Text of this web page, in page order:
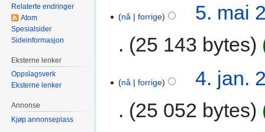
nå forrige
5. mai
25 143 bytes
nå forrige
4. jan.
25 052 bytes
Relaterte endringer
Atom
Spesialsider
Sideinformasjon
Eksterne lenker
Oppslagsverk
Eksterne lenker
Annonse
Kjøp annonseplass